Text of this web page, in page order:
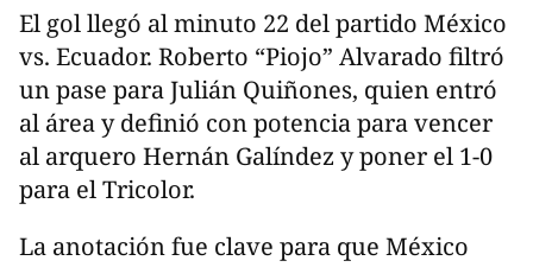
El gol llegó al minuto 22 del partido México
vs. Ecuador. Roberto “Piojo” Alvarado filtró
un pase para Julián Quiñones, quien entró
al área y definió con potencia para vencer
al arquero Hernán Galíndez y poner el 1-0
para el Tricolor.
La anotación fue clave para que México